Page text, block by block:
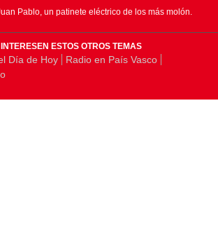
Pablo, un patinete eléctrico de los más molón.
ESTOS OTROS TEMAS
Día de Hoy
Radio en País Vasco